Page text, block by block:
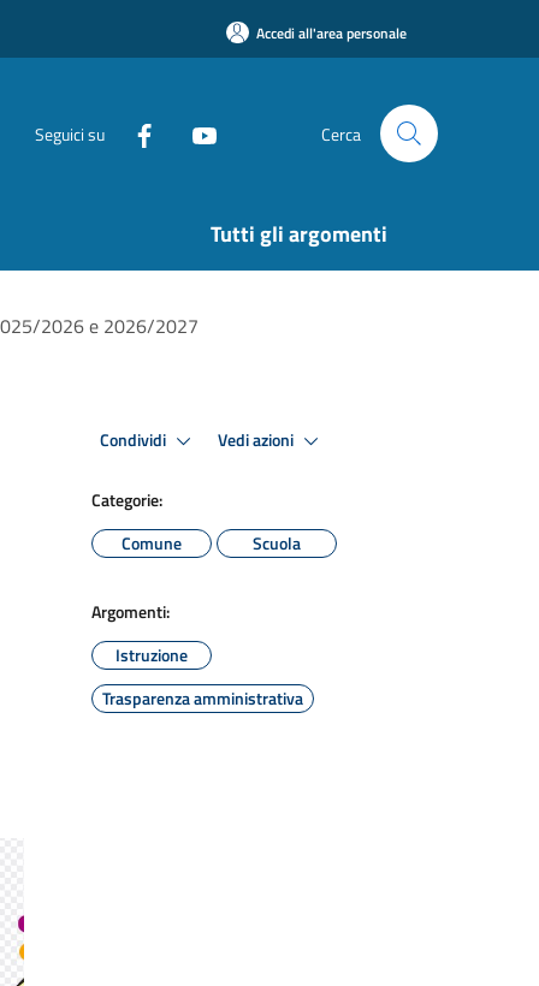
Accedi all'area personale
Seguici su Cerca
Tutti gli argomenti
2026 e 2026/2027
Condividi Vedi azioni
Categorie:
Comune
Scuola
Argomenti:
Istruzione
Trasparenza amministrativa